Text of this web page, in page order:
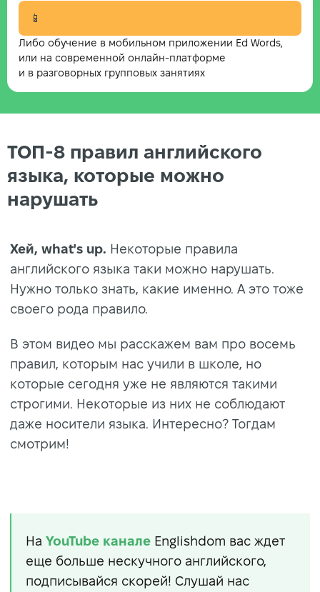
📱
Либо обучение в мобильном приложении Ed Words,
или на современной онлайн-платформе
и в разговорных групповых занятиях
ТОП-8 правил английского
языка, которые можно
нарушать
Хей, what's up. Некоторые правила
английского языка таки можно нарушать.
Нужно только знать, какие именно. А это тоже
своего рода правило.
В этом видео мы расскажем вам про восемь
правил, которым нас учили в школе, но
которые сегодня уже не являются такими
строгими. Некоторые из них не соблюдают
даже носители языка. Интересно? Тогдам
смотрим!
На YouTube канале Englishdom вас ждет
еще больше нескучного английского,
подписывайся скорей! Слушай нас